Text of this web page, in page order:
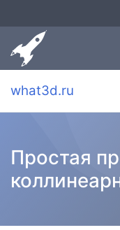
what3d.ru
Простая